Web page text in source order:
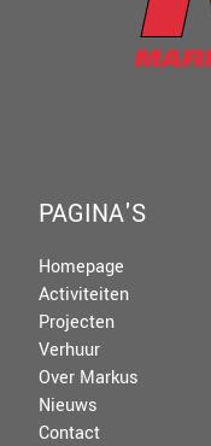
PAGINA'S
Homepage
Activiteiten
Projecten
Verhuur
Over Markus
Nieuws
Contact